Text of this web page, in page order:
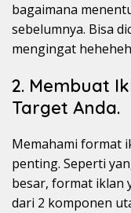
bagaimana
sebelumnya. Bisa
mengingat
2. Membuat
Target Anda.
Memahami format
penting. Seperti
besar, format iklan
dari 2 komponen